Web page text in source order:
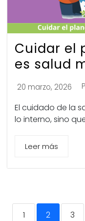
Cuidar el
es salud
20 marzo, 2026
El cuidado de la
lo interno, sino
Leer más
1 2 3